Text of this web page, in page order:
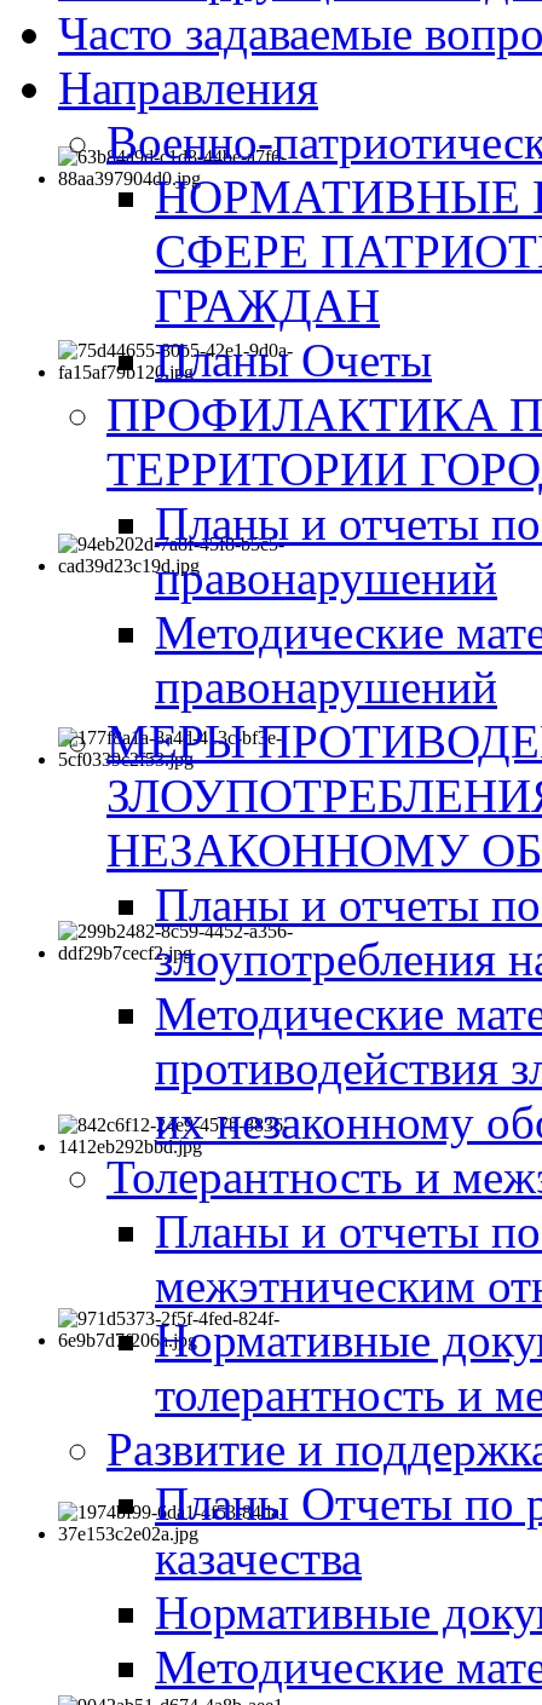
Часто задаваемые
Направления
Военно-
НОРМАТИВНЫЕ
СФЕРЕ
ГРАЖДАН
Планы Очеты
ПРОФИЛАКТИКА
ТЕРРИТОРИИ
Планы и отчеты
правонарушений
Методические
правонарушений
МЕРЫ
НЕЗАКОННОМУ
Планы и отчеты
злоупотребления
Методические
противодействия
их незаконному
Толерантность и
Планы и отчеты
межэтническим
Нормативные
толерантность и
Развитие и
Планы Отчеты по
казачества
Нормативные
Методические